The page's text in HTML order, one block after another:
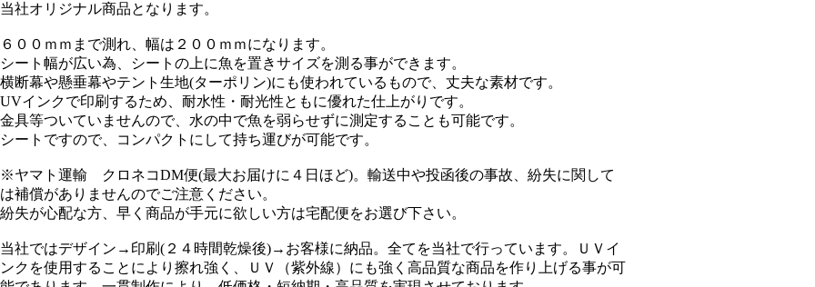
当社オリジナル商品となります。
６００ｍｍまで測れ、幅は２００ｍｍになります。
シート幅が広い為、シートの上に魚を置きサイズを測る事ができます。
横断幕や懸垂幕やテント生地(ターポリン)にも使われているもので、丈夫な素材です。
UVインクで印刷するため、耐水性・耐光性ともに優れた仕上がりです。
金具等ついていませんので、水の中で魚を弱らせずに測定することも可能です。
シートですので、コンパクトにして持ち運びが可能です。
※ヤマト運輸 クロネコDM便(最大お届けに４日ほど)。輸送中や投函後の事故、紛失に関して
は補償がありませんのでご注意ください。
紛失が心配な方、早く商品が手元に欲しい方は宅配便をお選び下さい。
当社ではデザイン→印刷(２４時間乾燥後)→お客様に納品。全てを当社で行っています。ＵＶイ
ンクを使用することにより擦れ強く、ＵＶ（紫外線）にも強く高品質な商品を作り上げる事が可